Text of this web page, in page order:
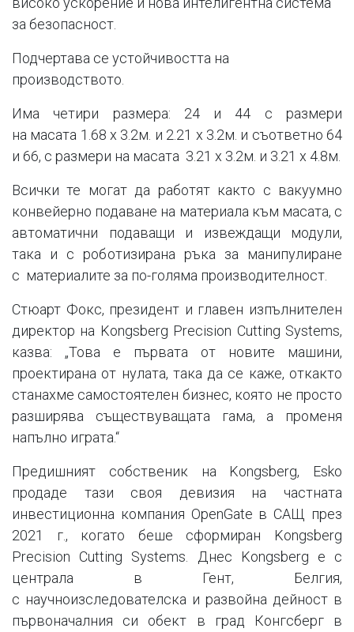
за безопасност.
Подчертава се устойчивостта на
производството.
Има четири размера: 24 и 44 с размери
на масата 1.68 x 3.2м. и 2.21 x 3.2м. и съответно 64
и 66, с размери на масата 3.21 x 3.2м. и 3.21 x 4.8м.
Всички те могат да работят както с вакуумно
конвейерно подаване на материала към масата, с
автоматични подаващи и извеждащи модули,
така и с роботизирана ръка за манипулиране
с материалите за по-голяма производителност.
Стюарт Фокс, президент и главен изпълнителен
директор на Kongsberg Precision Cutting Systems,
казва: „Това е първата от новите машини,
проектирана от нулата, така да се каже, откакто
станахме самостоятелен бизнес, която не просто
разширява съществуващата гама, а променя
напълно играта.“
Предишният собственик на Kongsberg, Esko
продаде тази своя девизия на частната
инвестиционна компания OpenGate в САЩ през
2021 г., когато беше сформиран Kongsberg
Precision Cutting Systems. Днес Kongsberg е с
централа в Гент, Белгия,
с научноизследователска и развойна дейност в
първоначалния си обект в град Конгсберг в